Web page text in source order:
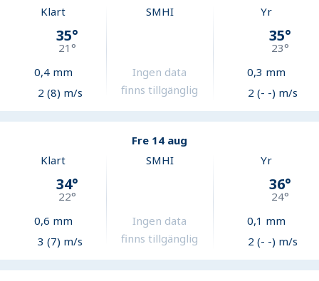
Klart
35°
21°
0,4mm
2 (8) m/s
SMHI
Ingen data
finns tillgänglig
Yr
35°
23°
0,3 mm
2 (- -) m/s
Fre 14 aug
Klart
34°
22°
0,6 mm
3 (7) m/s
SMHI
Ingen data
finns tillgänglig
Yr
36°
24°
0,1 mm
2 (- -) m/s